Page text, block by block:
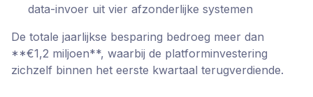
data-invoer uit vier afzonderlijke systemen
De totale jaarlijkse besparing bedroeg meer dan
**€1,2 miljoen**, waarbij de platforminvestering
zichzelf binnen het eerste kwartaal terugverdiende.